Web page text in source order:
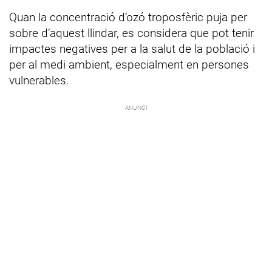
Quan la concentració d’ozó troposfèric puja per
sobre d’aquest llindar, es considera que pot tenir
impactes negatives per a la salut de la població i
per al medi ambient, especialment en persones
vulnerables.